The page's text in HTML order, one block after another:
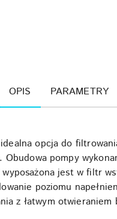
OPIS PARAMETRY
opcja do
Obudowa pompy
jest w filtr
poziomu
z łatwym